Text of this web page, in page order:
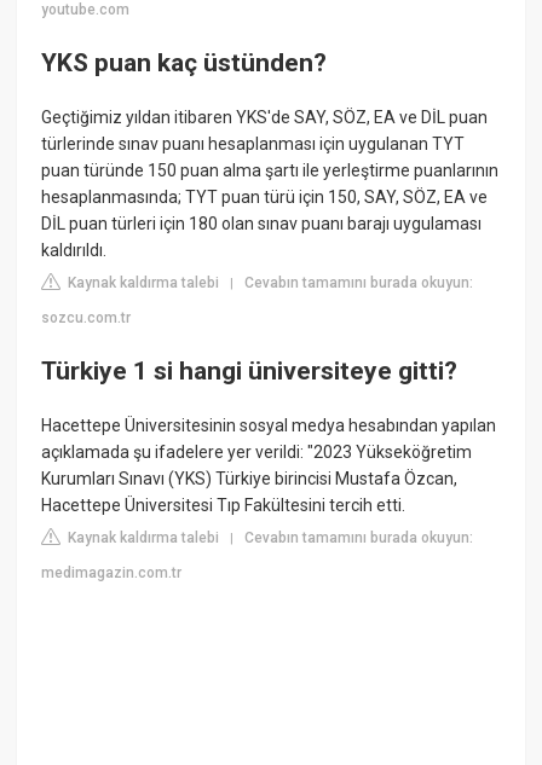
youtube.com
YKS puan kaç üstünden?
Geçtiğimiz yıldan itibaren YKS'de SAY, SÖZ, EA ve DİL puan
türlerinde sınav puanı hesaplanması için uygulanan TYT
puan türünde 150 puan alma şartı ile yerleştirme puanlarının
hesaplanmasında; TYT puan türü için 150, SAY, SÖZ, EA ve
DİL puan türleri için 180 olan sınav puanı barajı uygulaması
kaldırıldı.
Kaynak kaldırma talebi |Cevabın tamamını burada okuyun:
sozcu.com.tr
Türkiye 1 si hangi üniversiteye gitti?
Hacettepe Üniversitesinin sosyal medya hesabından yapılan
açıklamada şu ifadelere yer verildi: "2023 Yükseköğretim
Kurumları Sınavı (YKS) Türkiye birincisi Mustafa Özcan,
Hacettepe Üniversitesi Tıp Fakültesini tercih etti.
Kaynak kaldırma talebi |Cevabın tamamını burada okuyun:
medimagazin.com.tr